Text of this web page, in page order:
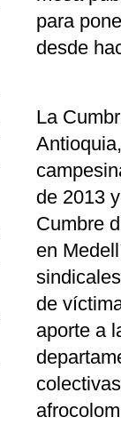
para
desde
La
de 2013
Cumbre
en
de
aporte a